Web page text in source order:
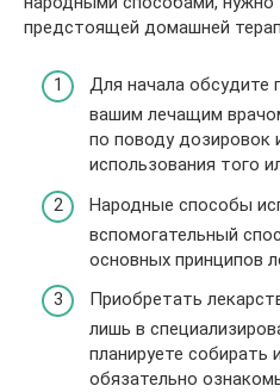
предстоящей домашней
Для начала обсудите
вашим лечащим
по поводу дозировок
использования того
Народные способы
вспомогательный
основных принципов
Приобретать
лишь в
планируете собирать
обязательно